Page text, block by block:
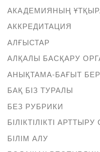
АКАДЕМИЯНЫҢ
АККРЕДИТАЦИЯ
АЛҒЫСТАР
АЛҚАЛЫ БАСҚАРУ
АНЫҚТАМА-БАҒЫТ
БАҚ БІЗ ТУРАЛЫ
БЕЗ РУБРИКИ
БІЛІКТІЛІКТІ
БІЛІМ АЛУ